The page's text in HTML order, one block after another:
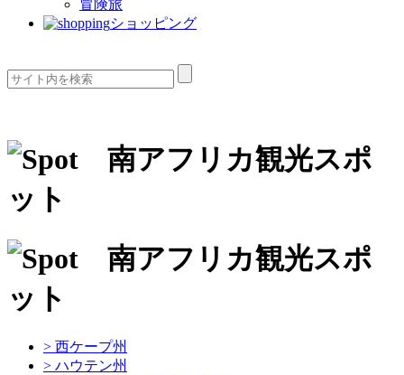
冒険旅
ショッピング
> 西ケープ州
> ハウテン州